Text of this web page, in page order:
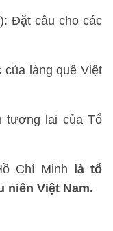
Đặt câu cho các
của làng quê Việt
tương lai của Tổ
Chí Minh
là tổ
niên Việt Nam.